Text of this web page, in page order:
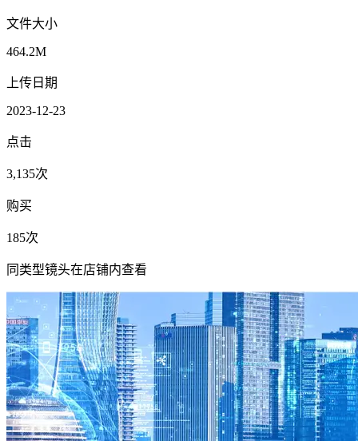
文件大小
464.2M
上传日期
2023-12-23
点击
3,135次
购买
185次
同类型镜头在店铺内查看